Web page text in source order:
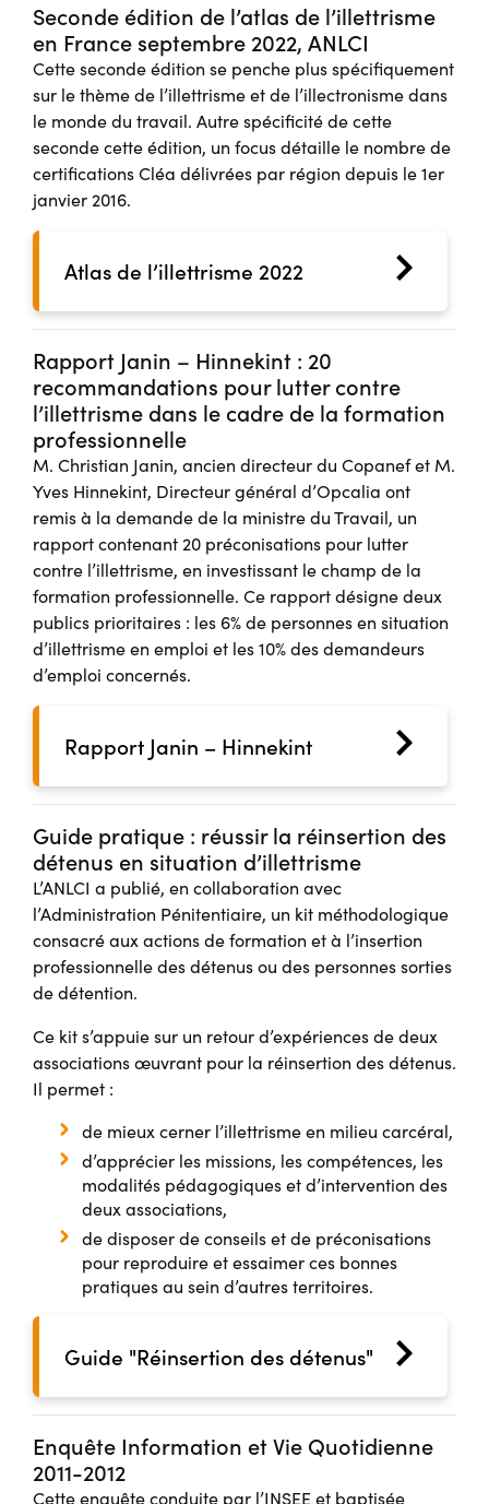
Seconde édition de l’atlas de l’illettrisme
en France septembre 2022, ANLCI
Cette seconde édition se penche plus spécifiquement
sur le thème de l’illettrisme et de l’illectronisme dans
le monde du travail. Autre spécificité de cette
seconde cette édition, un focus détaille le nombre de
certifications Cléa délivrées par région depuis le 1er
janvier 2016.
Atlas de l’illettrisme 2022
Rapport Janin – Hinnekint : 20
recommandations pour lutter contre
l’illettrisme dans le cadre de la formation
professionnelle
M. Christian Janin, ancien directeur du Copanef et M.
Yves Hinnekint, Directeur général d’Opcalia ont
remis à la demande de la ministre du Travail, un
rapport contenant 20 préconisations pour lutter
contre l’illettrisme, en investissant le champ de la
formation professionnelle. Ce rapport désigne deux
publics prioritaires : les 6% de personnes en situation
d’illettrisme en emploi et les 10% des demandeurs
d’emploi concernés.
Rapport Janin – Hinnekint
Guide pratique : réussir la réinsertion des
détenus en situation d’illettrisme
L’ANLCI a publié, en collaboration avec
l’Administration Pénitentiaire, un kit méthodologique
consacré aux actions de formation et à l’insertion
professionnelle des détenus ou des personnes sorties
de détention.
Ce kit s’appuie sur un retour d’expériences de deux
associations œuvrant pour la réinsertion des détenus.
Il permet :
de mieux cerner l’illettrisme en milieu carcéral,
d’apprécier les missions, les compétences, les
modalités pédagogiques et d’intervention des
deux associations,
de disposer de conseils et de préconisations
pour reproduire et essaimer ces bonnes
pratiques au sein d’autres territoires.
Guide "Réinsertion des détenus"
Enquête Information et Vie Quotidienne
2011-2012
Cette enquête conduite par l’INSEE et baptisée